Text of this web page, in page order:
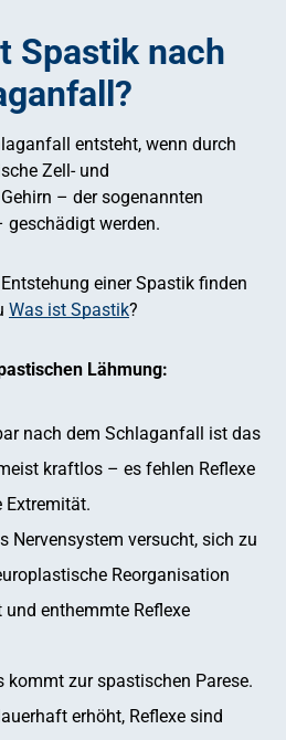
Spastik nach
entsteht, wenn durch
Zell- und
– der sogenannten
geschädigt werden.
einer Spastik finden
Was ist Spastik?
Lähmung:
nach dem Schlaganfall ist das
kraftlos – es fehlen Reflexe
Extremität.
Nervensystem versucht, sich zu
Reorganisation
und enthemmte Reflexe
kommt zur spastischen Parese.
erhöht, Reflexe sind